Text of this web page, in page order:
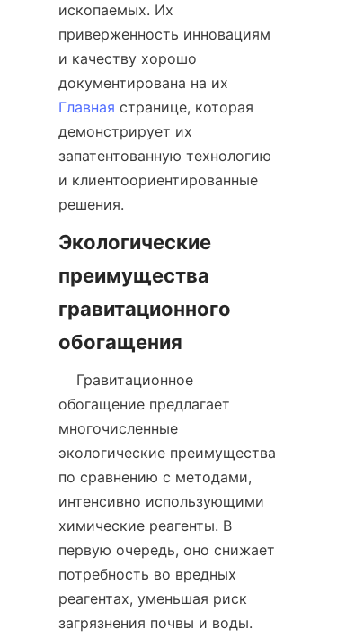
ископаемых. Их
приверженность инновациям
и качеству хорошо
Главная странице, которая
демонстрирует их
запатентованную технологию
и клиентоориентированные
Экологические
преимущества
гравитационного
обогащение предлагает
многочисленные
экологические преимущества
по сравнению с методами,
интенсивно использующими
химические реагенты. В
первую очередь, оно снижает
потребность во вредных
реагентах, уменьшая риск
загрязнения почвы и воды.